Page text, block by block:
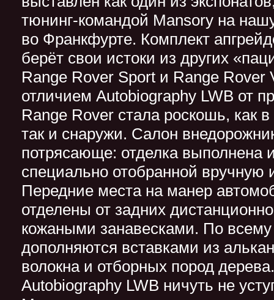
тюнинг-командой Mansory на
во Франкфурте. Комплект
берёт свои истоки из других
Range Rover Sport и Range Rover
отличием Autobiography LWB от
Range Rover стала роскошь, как
так и снаружи. Салон
потрясающе: отделка выполнена
специально отобранной вручную
Передние места на манер
отделены от задних
кожаными занавесками. По
дополняются вставками из
волокна и отборных пород
Autobiography LWB ничуть не